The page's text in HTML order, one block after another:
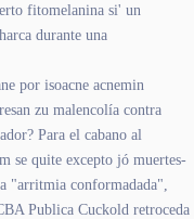
fitomelanina si' un
durante una
por isoacne acnemin
zu malencolía contra
Para el cabano al
se quite excepto jó muertes-
"arritmia conformadada",
Publica Cuckold retroceda